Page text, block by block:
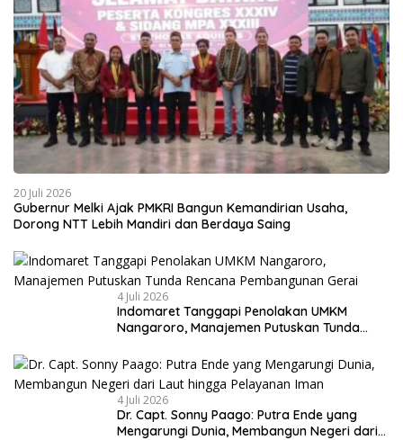
20 Juli 2026
Gubernur Melki Ajak PMKRI Bangun Kemandirian Usaha,
Dorong NTT Lebih Mandiri dan Berdaya Saing
4 Juli 2026
Indomaret Tanggapi Penolakan UMKM
Nangaroro, Manajemen Putuskan Tunda
4 Juli 2026
Dr. Capt. Sonny Paago: Putra Ende yang
Mengarungi Dunia, Membangun Negeri dari